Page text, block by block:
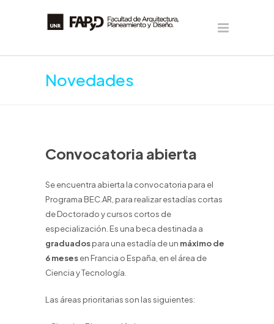
Novedades
Convocatoria abierta
Se encuentra abierta la convocatoria para el
Programa BEC.AR, para realizar estadías cortas
de Doctorado y cursos cortos de
especialización. Es una beca destinada a
graduadospara una estadía de un máximo de
6 mesesen Francia o España, en el área de
Ciencia y Tecnología.
Las áreas prioritarias son las siguientes: